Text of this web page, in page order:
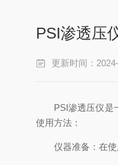
PSI渗透压
更新时间：
PSI渗透压仪是一
使用方法：
仪器准备：在使用